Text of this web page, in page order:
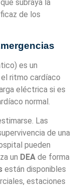
subraya la
de los
es un
ritmo cardíaco
eléctrica si es
normal.
Las
de una
pueden
un DEA de forma
están disponibles
estaciones